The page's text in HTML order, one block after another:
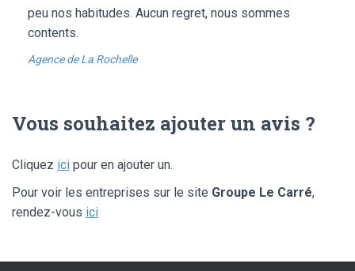
peu nos habitudes. Aucun regret, nous sommes
contents.
Agence de La Rochelle
Vous souhaitez ajouter un avis ?
Cliquez ici pour en ajouter un.
Pour voir les entreprises sur le site Groupe Le Carré,
rendez-vous ici